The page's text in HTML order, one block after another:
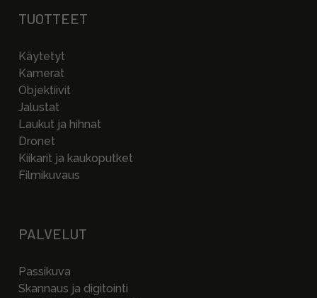
TUOTTEET
Käytetyt
Kamerat
Objektiivit
Jalustat
Laukut ja hihnat
Dronet
Kiikarit ja kaukoputket
Filmikuvaus
PALVELUT
Passikuva
Skannaus ja digitointi